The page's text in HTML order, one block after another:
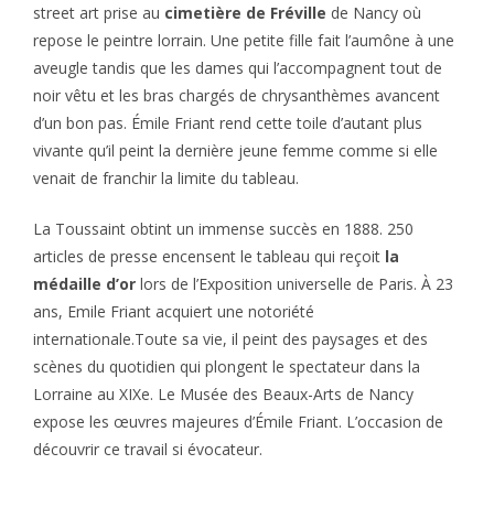
street art prise au cimetière de Fréville de Nancy où
repose le peintre lorrain. Une petite fille fait l’aumône à une
aveugle tandis que les dames qui l’accompagnent tout de
noir vêtu et les bras chargés de chrysanthèmes avancent
d’un bon pas. Émile Friant rend cette toile d’autant plus
vivante qu’il peint la dernière jeune femme comme si elle
venait de franchir la limite du tableau.
La Toussaint obtint un immense succès en 1888. 250
articles de presse encensent le tableau qui reçoit la
médaille d’or lors de l’Exposition universelle de Paris. À 23
ans, Emile Friant acquiert une notoriété
internationale.Toute sa vie, il peint des paysages et des
scènes du quotidien qui plongent le spectateur dans la
Lorraine au XIXe. Le Musée des Beaux-Arts de Nancy
expose les œuvres majeures d’Émile Friant. L’occasion de
découvrir ce travail si évocateur.